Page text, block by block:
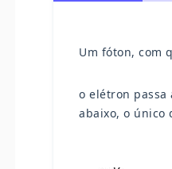
Um fóton, com
o elétron passa
abaixo, o único